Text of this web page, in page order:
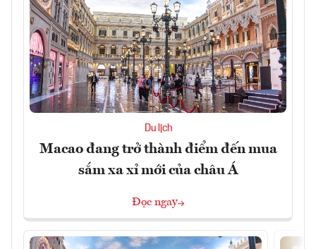
Du lịch
Macao đang trở thành điểm đến mua
sắm xa xỉ mới của châu Á
Đọc ngay